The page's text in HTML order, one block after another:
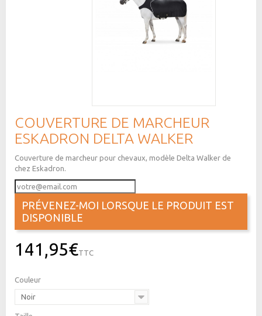
COUVERTURE DE MARCHEUR
ESKADRON DELTA WALKER
Couverture de marcheur pour chevaux, modèle Delta Walker de
chez Eskadron.
PRÉVENEZ-MOI LORSQUE LE PRODUIT EST
DISPONIBLE
141,95€TTC
Couleur
Noir